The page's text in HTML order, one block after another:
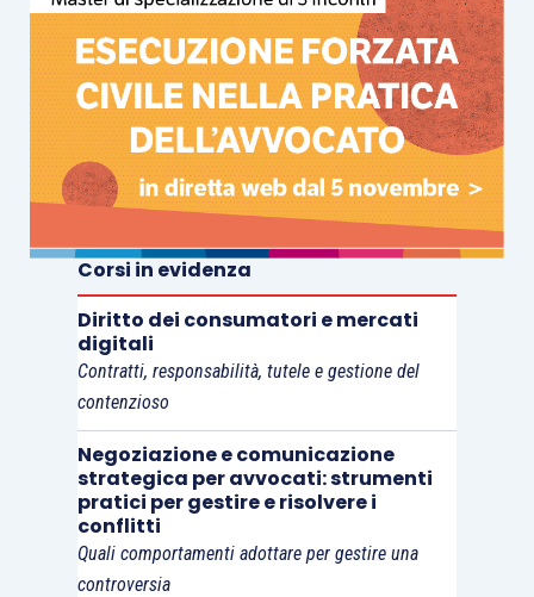
Corsi in evidenza
Diritto dei consumatori e mercati
digitali
Contratti, responsabilità, tutele e gestione del
contenzioso
Negoziazione e comunicazione
strategica per avvocati: strumenti
pratici per gestire e risolvere i
conflitti
Quali comportamenti adottare per gestire una
controversia